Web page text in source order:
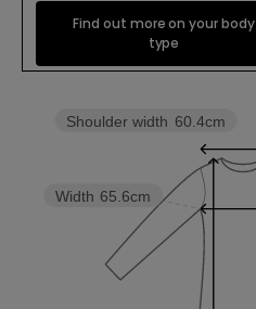
Find out more on your body
type
Width 65.6cm
Shoulder width 60.4cm